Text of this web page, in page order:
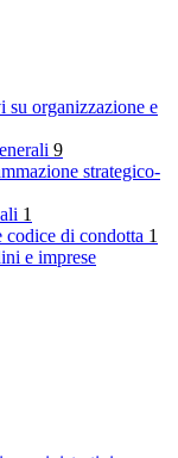
organizzazione e
9
strategico-
1
codice di condotta 1
e imprese